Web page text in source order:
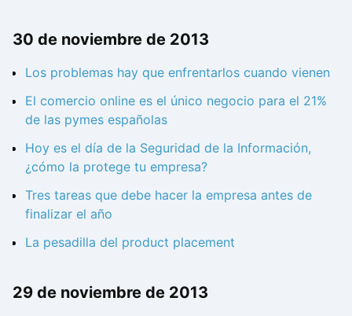
30 de noviembre de 2013
Los problemas hay que enfrentarlos cuando vienen
El comercio online es el único negocio para el 21%
de las pymes españolas
Hoy es el día de la Seguridad de la Información,
¿cómo la protege tu empresa?
Tres tareas que debe hacer la empresa antes de
finalizar el año
La pesadilla del product placement
29 de noviembre de 2013